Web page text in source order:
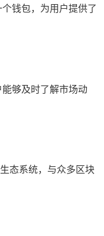
钱包，为用户提供了
够及时了解市场动
态系统，与众多区块